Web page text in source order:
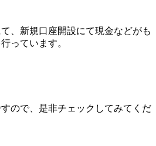
、 新規口座開設にて現金などがも
っています。
ので、是非チェックしてみてくだ